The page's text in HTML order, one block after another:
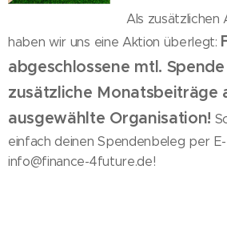
Als zusätzlichen
haben wir uns eine Aktion überlegt:
abgeschlossene mtl. Spende
zusätzliche Monatsbeiträge
ausgewählte Organisation!
einfach deinen Spendenbeleg per E-
info@finance-4future.de!